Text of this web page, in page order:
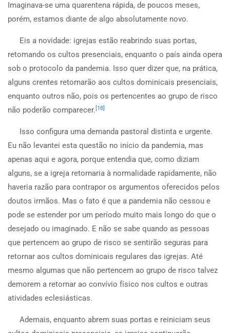
Imaginava-se uma quarentena rápida, de poucos meses,
porém, estamos diante de algo absolutamente novo.
Eis a novidade: igrejas estão reabrindo suas portas,
retomando os cultos presenciais, enquanto o país ainda opera
sob o protocolo da pandemia. Isso quer dizer que, na prática,
alguns crentes retornarão aos cultos dominicais presenciais,
enquanto outros não, pois os pertencentes ao grupo de risco
não poderão comparecer.[18]
Isso configura uma demanda pastoral distinta e urgente.
Eu não levantei esta questão no início da pandemia, mas
apenas aqui e agora, porque entendia que, como diziam
alguns, se a igreja retornaria à normalidade rapidamente, não
haveria razão para contrapor os argumentos oferecidos pelos
doutos irmãos. Mas o fato é que a pandemia não cessou e
pode se estender por um período muito mais longo do que o
desejado ou imaginado. E não se sabe quando as pessoas
que pertencem ao grupo de risco se sentirão seguras para
retornar aos cultos dominicais regulares das igrejas. Até
mesmo algumas que não pertencem ao grupo de risco talvez
demorem a retornar ao convívio físico nos cultos e outras
atividades eclesiásticas.
Ademais, enquanto abrem suas portas e reiniciam seus